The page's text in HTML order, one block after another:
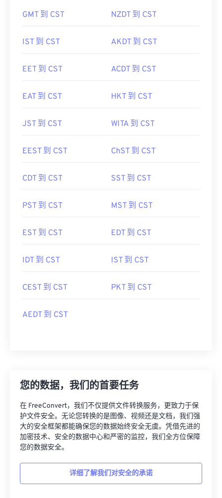
GMT 到 CST NZDT 到 CST
IST 到 CST AKDT 到 CST
EET 到 CST ACDT 到 CST
EAT 到 CST HKT 到 CST
JST 到 CST WITA 到 CST
EEST 到 CST ChST 到 CST
CDT 到 CST SST 到 CST
PST 到 CST MST 到 CST
EST 到 CST EDT 到 CST
IDT 到 CST IST 到 CST
CEST 到 CST PKT 到 CST
AEDT 到 CST
您的数据，我们的首要任务
在 FreeConvert，我们不仅提供文件转换服务，更致力于保
护文件安全。无论您转换的是图像、视频还是文档，我们强
大的安全框架都能确保您的数据始终安全无虞。凭借先进的
加密技术、安全的数据中心和严密的监控，我们全方位保障
您的数据安全。
详细了解我们对安全的承诺